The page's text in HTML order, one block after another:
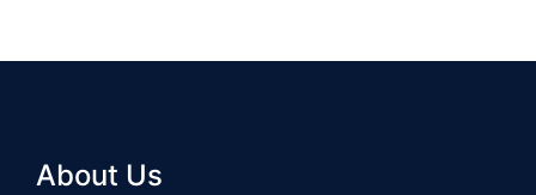
About Us